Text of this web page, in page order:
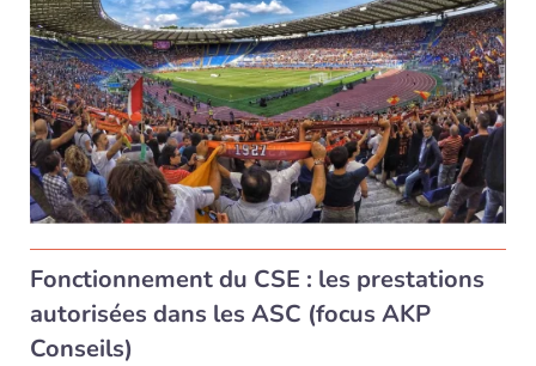
Fonctionnement du CSE : les prestations
autorisées dans les ASC (focus AKP
Conseils)